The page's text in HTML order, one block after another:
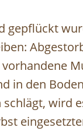
gepflückt
in den
wird